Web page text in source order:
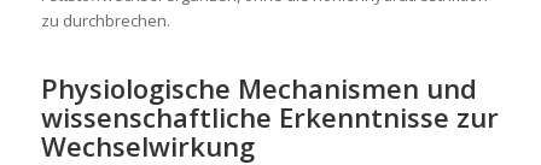
zu durchbrechen.
Physiologische Mechanismen und
wissenschaftliche Erkenntnisse zur
Wechselwirkung